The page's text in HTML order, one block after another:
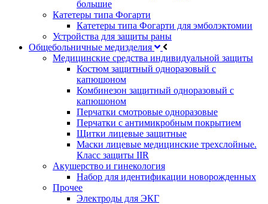
большие
Катетеры типа Фогарти
Катетеры типа Фогарти для эмболэктомии
Устройства для защиты раны
Общебольничные медизделия
Медицинские средства индивидуальной защиты
Костюм защитный одноразовый с
капюшоном
Комбинезон защитный одноразовый с
капюшоном
Перчатки смотровые одноразовые
Перчатки с антимикробным покрытием
Щитки лицевые защитные
Маски лицевые медицинские трехслойные.
Класс защиты IIR
Акушерство и гинекология
Набор для идентификации новорожденных
Прочее
Электроды для ЭКГ